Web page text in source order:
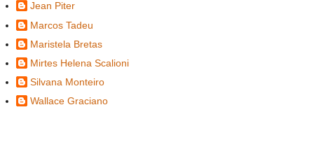
Jean Piter
Marcos Tadeu
Maristela Bretas
Mirtes Helena Scalioni
Silvana Monteiro
Wallace Graciano